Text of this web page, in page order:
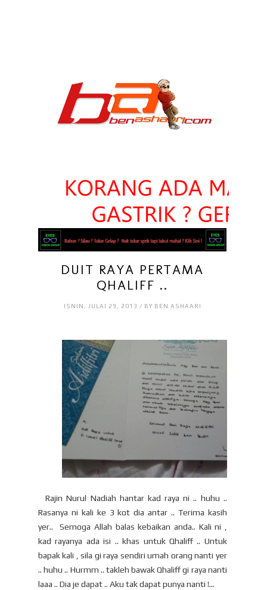
DUIT RAYA PERTAMA
QHALIFF ..
ISNIN, JULAI 29, 2013 / BY BEN ASHAARI
Rajin Nurul Nadiah hantar kad raya ni .. huhu ..
Rasanya ni kali ke 3 kot dia antar .. Terima kasih
yer.. Semoga Allah balas kebaikan anda.. Kali ni ,
kad rayanya ada isi .. khas untuk Qhaliff .. Untuk
bapak kali , sila gi raya sendiri umah orang nanti yer
.. huhu .. Hurmm .. takleh bawak Qhaliff gi raya nanti
laaa .. Dia je dapat .. Aku tak dapat punya nanti !...